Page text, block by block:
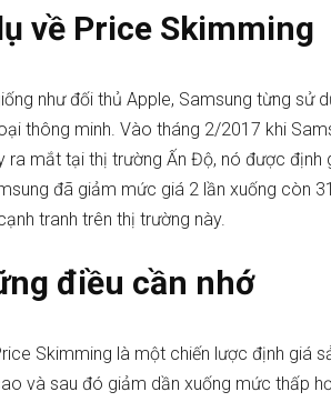
về Price Skimming
như đối thủ Apple, Samsung từng sử
thông minh. Vào tháng 2/2017 khi
ra mắt tại thị trường Ấn Độ, nó được định
đã giảm mức giá 2 lần xuống còn
tranh trên thị trường này.
điều cần nhớ
Skimming là một chiến lược định giá
và sau đó giảm dần xuống mức thấp